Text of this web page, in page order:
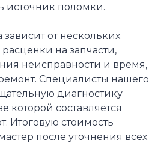
источник поломки.
от нескольких
на запчасти,
неисправности и время,
Специалисты нашего
диагностику
которой составляется
Итоговую стоимость
после уточнения всех